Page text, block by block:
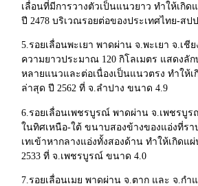
เลื่อนที่มีการวางตัวเป็นแนวยาว ทำให้เกิ
ปี 2478 บริเวณรอยต่อของประเทศไทย-สป
5.รอยเลื่อนพะเยา พาดผ่าน จ.พะเยา จ.เชี
ความยาวประมาณ 120 กิโลเมตร แสดงลั
หลายแนวและต่อเนื่องเป็นแนวตรง ทำให้
ล่าสุด ปี 2562 ที่ จ.ลำปาง ขนาด 4.9
6.รอยเลื่อนเพชรบูรณ์ พาดผ่าน จ.เพชรบูร
ในทิศเหนือ-ใต้ ขนาบสองข้างของแอ่งที่รา
เทเข้าหากลางแอ่งทั้งสองด้าน ทำให้เกิดแ
2533 ที่ จ.เพชรบูรณ์ ขนาด 4.0
7.รอยเลื่อนเมย พาดผ่าน จ.ตาก และ จ.กำ